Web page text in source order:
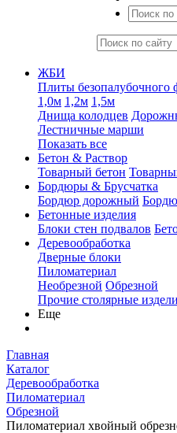
ЖБИ
Плиты безопалубочного
1,0м 1,2м 1,5м
Днища колодцев
Лестничные марши
Показать все
Бетон & Раствор
Товарный бетон
Бордюры & Брусчатка
Бордюр дорожный
Бетонные изделия
Блоки стен подвалов
Деревообработка
Дверные блоки
Пиломатериал
Необрезной Обрезной
Прочие столярные
Еще
Главная
Каталог
Деревообработка
Пиломатериал
Обрезной
Пиломатериал хвойный